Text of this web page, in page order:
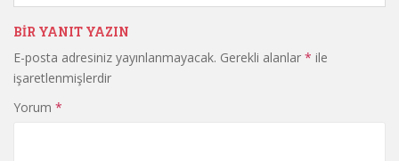
BIR YANIT YAZIN
E-posta adresiniz yayınlanmayacak. Gerekli alanlar * ile
işaretlenmişlerdir
Yorum *